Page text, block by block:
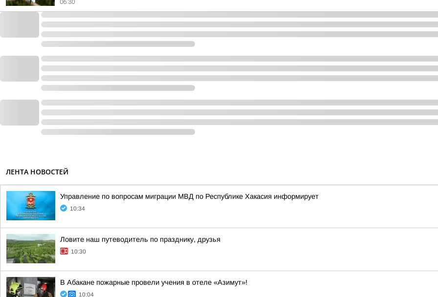
06:30
ЛЕНТА НОВОСТЕЙ
Управление по вопросам миграции МВД по Республике Хакасия информирует
10:34
Ловите наш путеводитель по празднику, друзья
10:30
В Абакане пожарные провели учения в отеле «Азимут»!
10:04